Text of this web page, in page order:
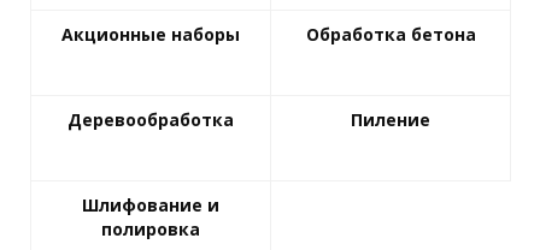
Акционные наборы Обработка бетона
Деревообработка Пиление
Шлифование и
полировка